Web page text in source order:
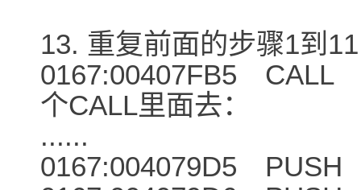
13. 重复前面的步骤1到
0167:00407FB5 CALL
个CALL里面去：
......
0167:004079D5